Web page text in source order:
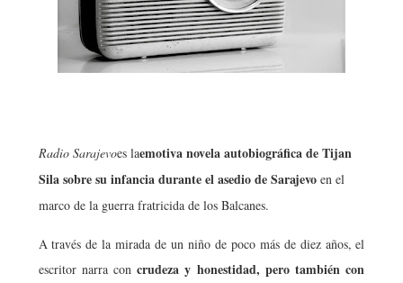
Radio Sarajevoes laemotiva novela autobiográfica de Tijan
Sila sobre su infancia durante el asedio de Sarajevo en el
marco de la guerra fratricida de los Balcanes.
A través de la mirada de un niño de poco más de diez años, el
escritor narra con crudeza y honestidad, pero también con